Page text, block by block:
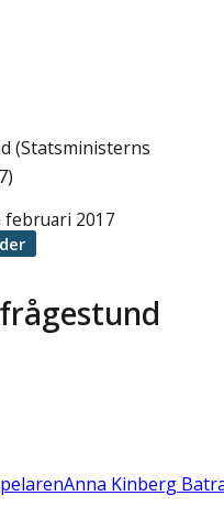
(Statsministerns
februari 2017
Anna Kinberg